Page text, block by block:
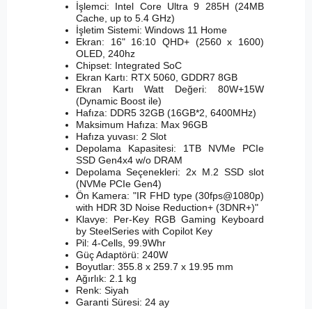
İşlemci: Intel Core Ultra 9 285H (24MB
Cache, up to 5.4 GHz)
İşletim Sistemi: Windows 11 Home
Ekran: 16" 16:10 QHD+ (2560 x 1600)
OLED, 240hz
Chipset: Integrated SoC
Ekran Kartı: RTX 5060, GDDR7 8GB
Ekran Kartı Watt Değeri: 80W+15W
(Dynamic Boost ile)
Hafıza: DDR5 32GB (16GB*2, 6400MHz)
Maksimum Hafıza: Max 96GB
Hafıza yuvası: 2 Slot
Depolama Kapasitesi: 1TB NVMe PCIe
SSD Gen4x4 w/o DRAM
Depolama Seçenekleri: 2x M.2 SSD slot
(NVMe PCIe Gen4)
Ön Kamera: "IR FHD type (30fps@1080p)
with HDR 3D Noise Reduction+ (3DNR+)"
Klavye: Per-Key RGB Gaming Keyboard
by SteelSeries with Copilot Key
Pil: 4-Cells, 99.9Whr
Güç Adaptörü: 240W
Boyutlar: 355.8 x 259.7 x 19.95 mm
Ağırlık: 2.1 kg
Renk: Siyah
Garanti Süresi: 24 ay